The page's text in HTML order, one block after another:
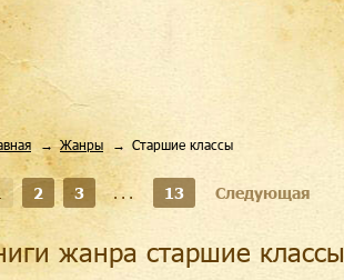
Жанры Старшие классы
2 3 ... 13 Следующая
жанра старшие классы